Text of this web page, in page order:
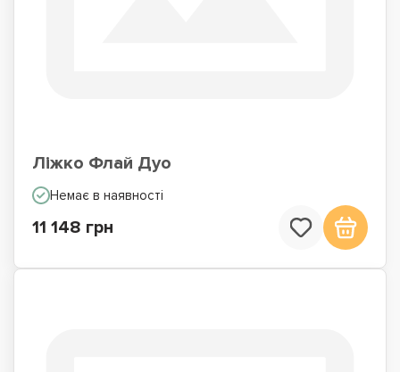
Ліжко Флай Дуо
Немає в наявності
11 148 грн